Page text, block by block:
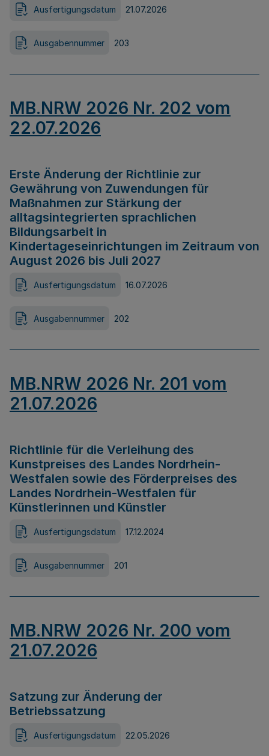
Ausfertigungsdatum 21.07.2026
Ausgabennummer 203
MB.NRW 2026 Nr. 202 vom
22.07.2026
Erste Änderung der Richtlinie zur
Gewährung von Zuwendungen für
Maßnahmen zur Stärkung der
alltagsintegrierten sprachlichen
Bildungsarbeit in
Kindertageseinrichtungen im Zeitraum von
August 2026 bis Juli 2027
Ausfertigungsdatum 16.07.2026
Ausgabennummer 202
MB.NRW 2026 Nr. 201 vom
21.07.2026
Richtlinie für die Verleihung des
Kunstpreises des Landes Nordrhein-
Westfalen sowie des Förderpreises des
Landes Nordrhein-Westfalen für
Künstlerinnen und Künstler
Ausfertigungsdatum 17.12.2024
Ausgabennummer 201
MB.NRW 2026 Nr. 200 vom
21.07.2026
Satzung zur Änderung der
Betriebssatzung
Ausfertigungsdatum 22.05.2026